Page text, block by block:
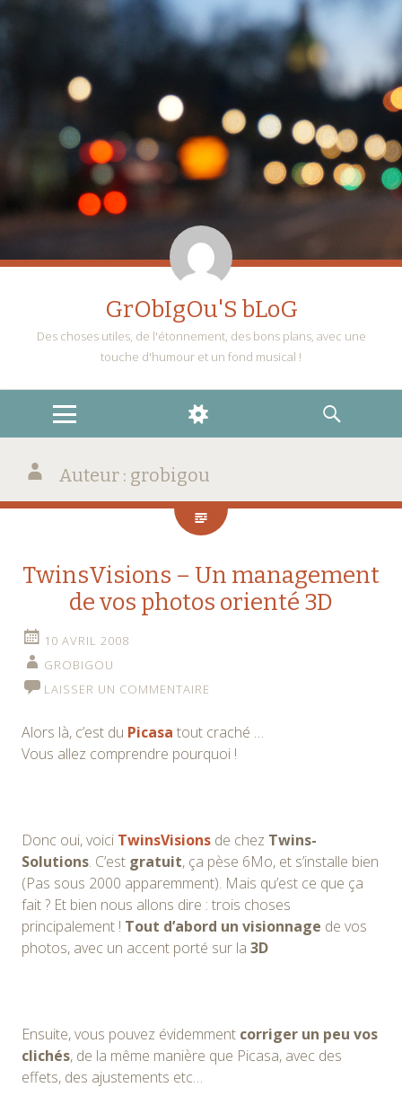
GrObIgOu'S bLoG
Des choses utiles, de l'étonnement, des bons plans, avec une
touche d'humour et un fond musical !
MENU
WIDGETS
RECHERCHE
Auteur : grobigou
TwinsVisions – Un management
de vos photos orienté 3D
10 AVRIL 2008
GROBIGOU
LAISSER UN COMMENTAIRE
Alors là, c’est du Picasa tout craché …
Vous allez comprendre pourquoi !
Donc oui, voici TwinsVisions de chez Twins-
Solutions. C’est gratuit, ça pèse 6Mo, et s’installe bien
(Pas sous 2000 apparemment). Mais qu’est ce que ça
fait ? Et bien nous allons dire : trois choses
principalement ! Tout d’abord un visionnage de vos
photos, avec un accent porté sur la 3D
Ensuite, vous pouvez évidemment corriger un peu vos
clichés, de la même manière que Picasa, avec des
effets, des ajustements etc…